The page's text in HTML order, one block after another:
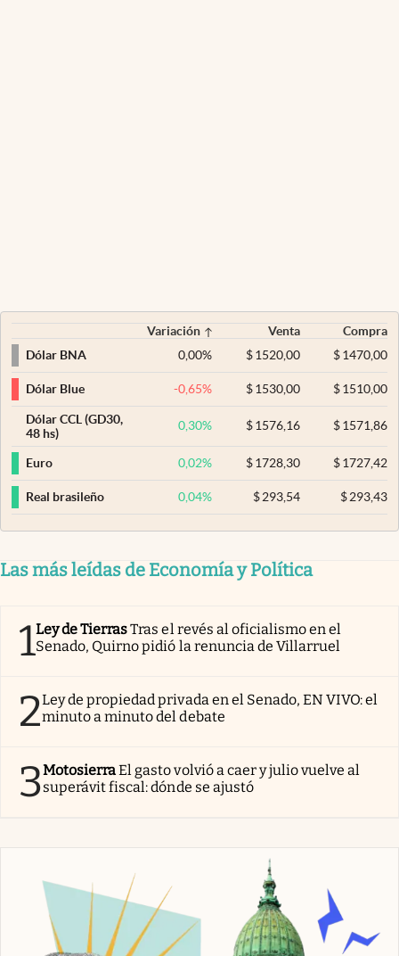
Variación Venta
Compra
Dólar BNA
0,00% $ 1520,00 $1470,00
Dólar Blue -0,65% $ 1530,00 $1510,00
Dólar CCL (GD30,
48 hs)
0,30% $ 1576,16 $1571,86
Euro 0,02% $ 1728,30 $1727,42
Real brasileño 0,04% $ 293,54 $293,43
Las más leídas de Economía y Política
1Ley de TierrasTras el revés al oficialismo en el
Senado, Quirno pidió la renuncia de Villarruel
2Ley de propiedad privada en el Senado, EN VIVO: el
minuto a minuto del debate
3MotosierraEl gasto volvió a caer y julio vuelve al
superávit fiscal: dónde se ajustó